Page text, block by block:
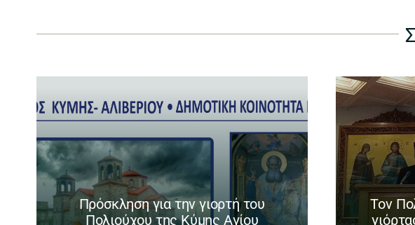
Πρόσκληση για την γιορτή του
Πολιούχου της Κύμης Αγίου
Tον